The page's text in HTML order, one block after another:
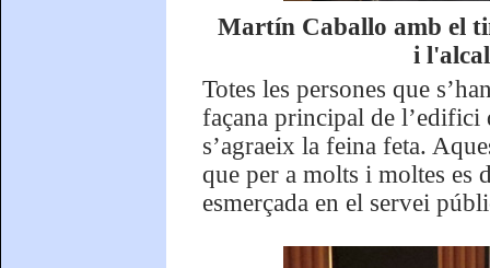
Martín Caballo amb el
i
Totes les persones que
façana principal de l’edifici
s’agraeix la feina feta.
que per a molts i moltes es
esmerçada en el servei